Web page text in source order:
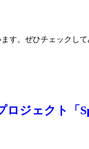
す。ぜひチェックして
ジェクト「